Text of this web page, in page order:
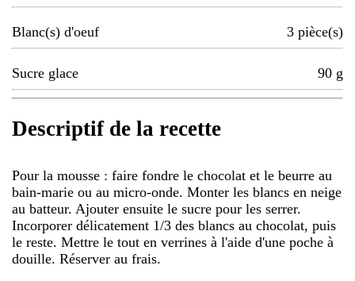
Blanc(s) d'oeuf 3 pièce(s)
Sucre glace 90 g
Descriptif de la recette
Pour la mousse : faire fondre le chocolat et le beurre au
bain-marie ou au micro-onde. Monter les blancs en neige
au batteur. Ajouter ensuite le sucre pour les serrer.
Incorporer délicatement 1/3 des blancs au chocolat, puis
le reste. Mettre le tout en verrines à l'aide d'une poche à
douille. Réserver au frais.